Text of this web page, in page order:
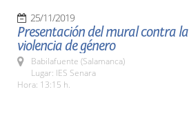
25/11/2019
Presentación del mural contra la
violencia de género
Babilafuente (Salamanca)
Lugar: IES Senara
Hora: 13:15 h.